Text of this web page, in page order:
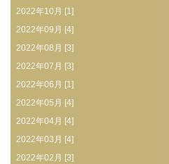
2022年10月 [1]
2022年09月 [4]
2022年08月 [3]
2022年07月 [3]
2022年06月 [1]
2022年05月 [4]
2022年04月 [4]
2022年03月 [4]
2022年02月 [3]